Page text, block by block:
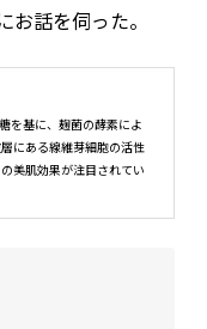
話を伺った。
を基に、麹菌の酵素によ
にある線維芽細胞の活性
美肌効果が注目されてい